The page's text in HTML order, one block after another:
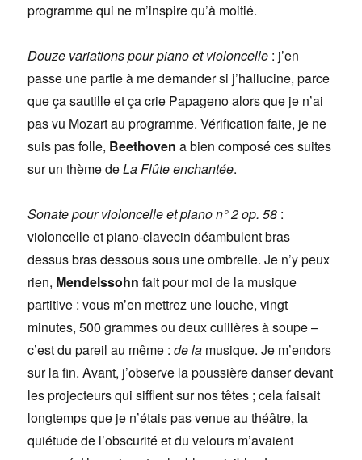
programme qui ne m’inspire qu’à moitié.
Douze variations pour piano et violoncelle : j’en
passe une partie à me demander si j’hallucine, parce
que ça sautille et ça crie Papageno alors que je n’ai
pas vu Mozart au programme. Vérification faite, je ne
suis pas folle, Beethoven a bien composé ces suites
sur un thème deLa Flûte enchantée.
Sonate pour violoncelle et piano n° 2 op. 58 :
violoncelle et piano-clavecin déambulent bras
dessus bras dessous sous une ombrelle. Je n’y peux
rien, Mendelssohn fait pour moi de la musique
partitive : vous m’en mettrez une louche, vingt
minutes, 500 grammes ou deux cuillères à soupe –
c’est du pareil au même :de la musique. Je m’endors
sur la fin. Avant, j’observe la poussière danser devant
les projecteurs qui sifflent sur nos têtes ; cela faisait
longtemps que je n’étais pas venue au théâtre, la
quiétude de l’obscurité et du velours m’avaient